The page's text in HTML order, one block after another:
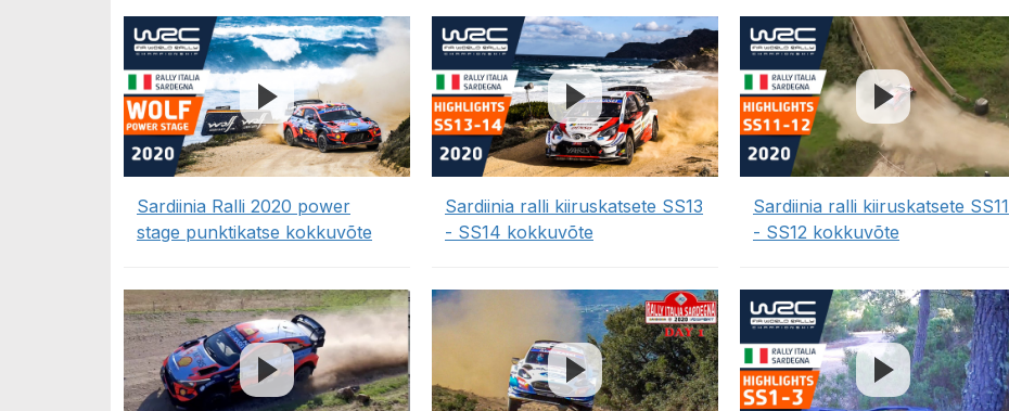
Sardiinia Ralli 2020 power
stage punktikatse kokkuvõte
Sardiinia ralli kiiruskatsete SS13
- SS14 kokkuvõte
Sardiinia ralli kiiruskatsete SS11
- SS12 kokkuvõte